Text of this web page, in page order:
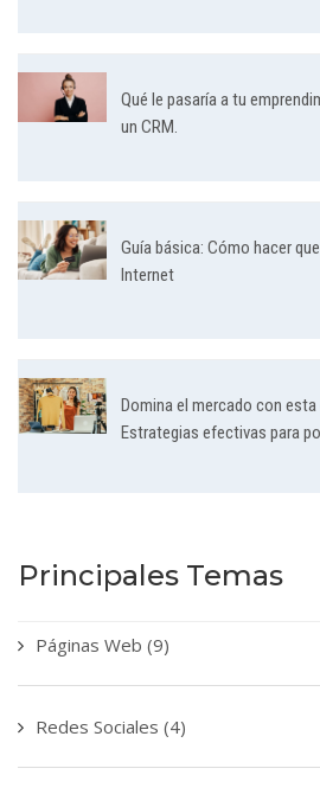
Qué le pasaría a tu
un CRM.
Guía básica: Cómo hacer
Internet
Domina el mercado con
Estrategias efectivas para
Principales Temas
Páginas Web (9)
Redes Sociales (4)